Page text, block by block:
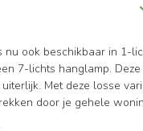
nu ook beschikbaar in 1-
7-lichts hanglamp.
Met deze losse
door je gehele